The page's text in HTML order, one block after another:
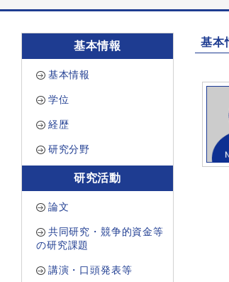
基本情報
基本情報
学位
経歴
研究分野
研究活動
論文
共同研究・競争的資金等
の研究課題
講演・口頭発表等
基本